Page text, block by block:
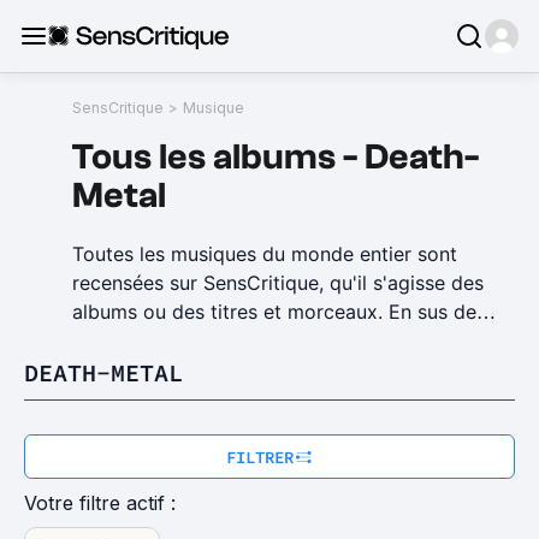
SensCritique > Musique
Tous lesalbums- Death-
Metal
Toutes les musiques du monde entier sont
recensées sur SensCritique, qu'il s'agisse des
albums ou des titres et morceaux. En sus de
albums à écouter en streaming, SensCritique
vous permet de découvrir des albums à écouter
bouche à oreille : découvrez le Top 100 albums
et des tops thématiques comme les meilleurs
albums de l'année ou les meilleurs albums
DEATH-METAL
FILTRER
Votre filtre actif :